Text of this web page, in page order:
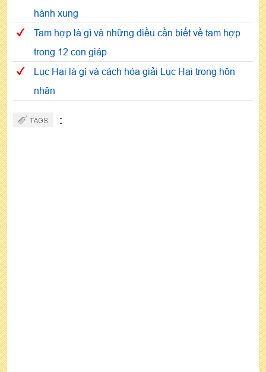
hành xung
Tam hợp là gì và những điều cần biết về tam hợp
trong 12 con giáp
Lục Hại là gì và cách hóa giải Lục Hại trong hôn
nhân
: